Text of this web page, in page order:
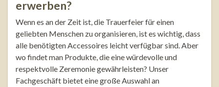
erwerben?
Wenn es an der Zeit ist, die Trauerfeier für einen
geliebten Menschen zu organisieren, ist es wichtig, dass
alle benötigten Accessoires leicht verfügbar sind. Aber
wo findet man Produkte, die eine würdevolle und
respektvolle Zeremonie gewährleisten? Unser
Fachgeschäft bietet eine große Auswahl an